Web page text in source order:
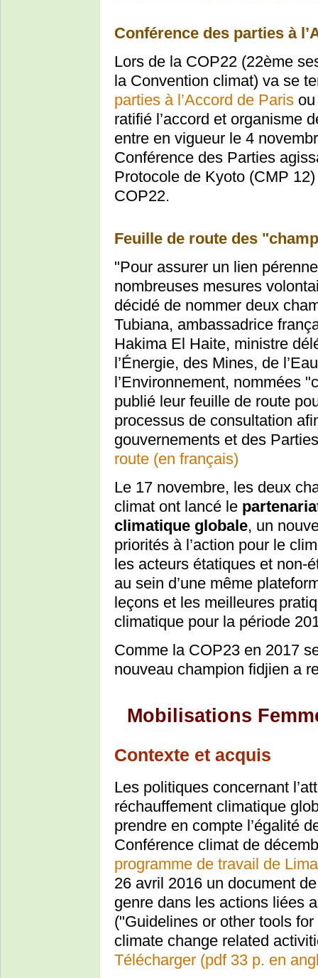
Conférence des parties à
Lors de la COP22 (22ème
la Convention climat) va se
parties à l’Accord de Paris
ratifié l’accord et organisme
entre en vigueur le 4
Conférence des Parties
Protocole de Kyoto (CMP
COP22.
Feuille de route des
"Pour assurer un lien
nombreuses mesures
décidé de nommer deux
Tubiana, ambassadrice
Hakima El Haite, ministre
l’Énergie, des Mines, de
l’Environnement, nommées
publié leur feuille de route
processus de consultation
gouvernements et des
route (en français)
Le 17 novembre, les deux
climat ont lancé le
climatique globale, un
priorités à l’action pour le
les acteurs étatiques et non-
au sein d’une même
leçons et les meilleures
climatique pour la période
Comme la COP23 en 2017
nouveau champion fidjien a
Mobilisations
Contexte et acquis
Les politiques concernant
réchauffement climatique
prendre en compte l’égalité
Conférence climat de
programme de travail de
26 avril 2016 un document
genre dans les actions liées
("Guidelines or other tools
climate change related
Télécharger (pdf 33 p. en